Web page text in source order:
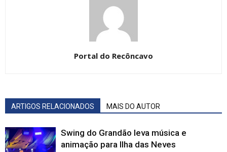
Portal do Recôncavo
ARTIGOS RELACIONADOS MAIS DO AUTOR
Swing do Grandão leva música e
animação para Ilha das Neves